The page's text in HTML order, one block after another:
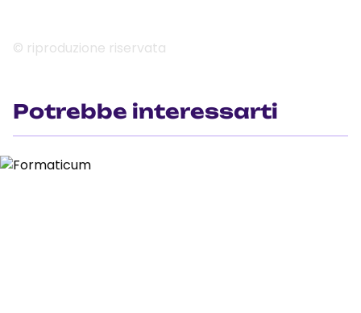
© riproduzione riservata
Potrebbe interessarti